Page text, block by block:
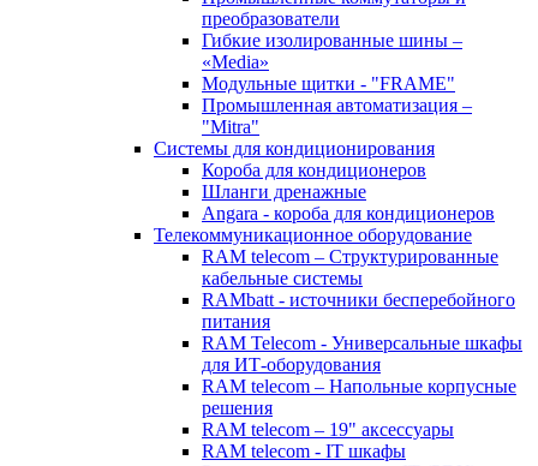
преобразователи
Гибкие изолированные шины –
«Media»
Модульные щитки - "FRAME"
Промышленная автоматизация –
"Mitra"
Системы для кондиционирования
Короба для кондиционеров
Шланги дренажные
Angara - короба для кондиционеров
Телекоммуникационное оборудование
RAM telecom – Структурированные
кабельные системы
RAMbatt - источники бесперебойного
питания
RAM Telecom - Универсальные шкафы
для ИТ-оборудования
RAM telecom – Напольные корпусные
решения
RAM telecom – 19" аксессуары
RAM telecom - IT шкафы